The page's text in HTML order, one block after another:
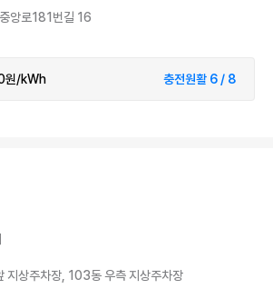
앙로181번길 16
원/kWh 충전원활 6 / 8
지상주차장, 103동 우측 지상주차장